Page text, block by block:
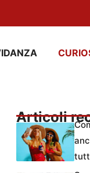
Articoli